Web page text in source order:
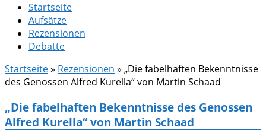
Startseite
Aufsätze
Rezensionen
Debatte
Startseite» Rezensionen » „Die fabelhaften Bekenntnisse
des Genossen Alfred Kurella“ von Martin Schaad
„Die fabelhaften Bekenntnisse des Genossen
Alfred Kurella“ von Martin Schaad